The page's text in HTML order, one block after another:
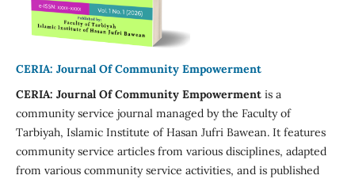
CERIA: Journal Of Community Empowerment
CERIA: Journal Of Community Empowermentis a
community service journal managed by the Faculty of
Tarbiyah, Islamic Institute of Hasan Jufri Bawean. It features
community service articles from various disciplines, adapted
from various community service activities, and is published